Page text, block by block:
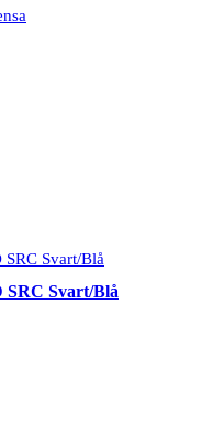
SRC Svart/Blå